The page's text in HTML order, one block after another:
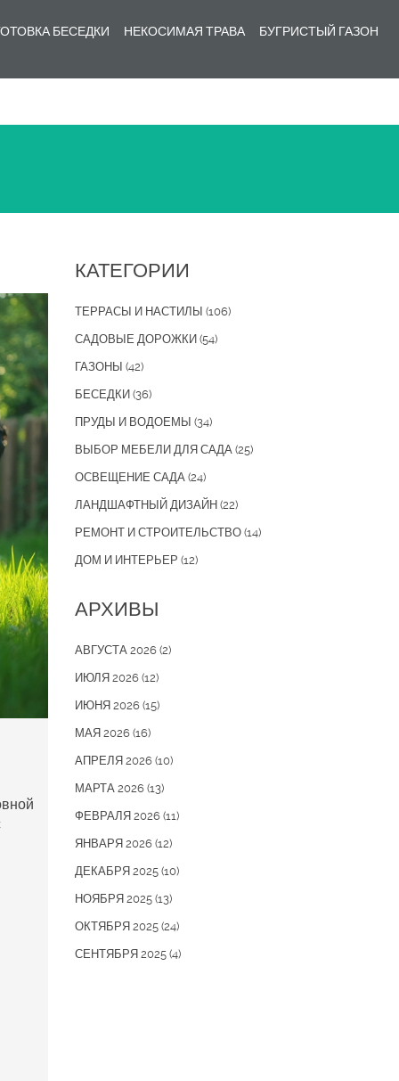
БЕСЕДКИ НЕКОСИМАЯ ТРАВА БУГРИСТЫЙ ГАЗОН
КАТЕГОРИИ
ТЕРРАСЫ И НАСТИЛЫ (106)
САДОВЫЕ ДОРОЖКИ (54)
ГАЗОНЫ (42)
БЕСЕДКИ (36)
ПРУДЫ И ВОДОЕМЫ (34)
ВЫБОР МЕБЕЛИ ДЛЯ САДА (25)
ОСВЕЩЕНИЕ САДА (24)
ЛАНДШАФТНЫЙ ДИЗАЙН (22)
РЕМОНТ И СТРОИТЕЛЬСТВО (14)
ДОМ И ИНТЕРЬЕР (12)
АРХИВЫ
АВГУСТА 2026 (2)
ИЮЛЯ 2026 (12)
ИЮНЯ 2026 (15)
МАЯ 2026 (16)
АПРЕЛЯ 2026 (10)
МАРТА 2026 (13)
ФЕВРАЛЯ 2026 (11)
ЯНВАРЯ 2026 (12)
ДЕКАБРЯ 2025 (10)
НОЯБРЯ 2025 (13)
ОКТЯБРЯ 2025 (24)
СЕНТЯБРЯ 2025 (4)